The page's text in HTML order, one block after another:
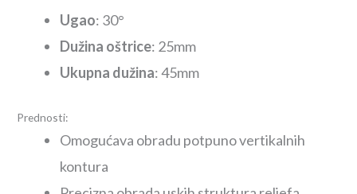
Ugao: 30°
Dužina oštrice: 25mm
Ukupna dužina: 45mm
Prednosti:
Omogućava obradu potpuno vertikalnih
kontura